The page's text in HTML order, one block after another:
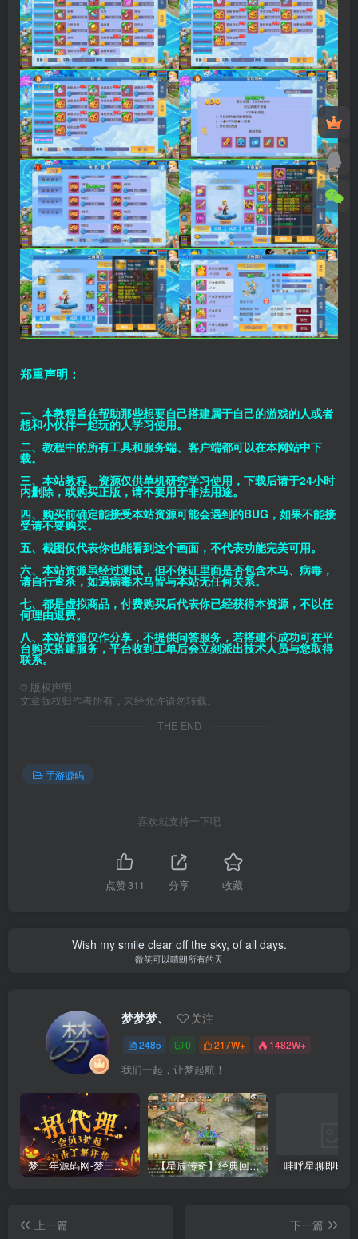
郑重声明：
一、本教程旨在帮助那些想要自己搭建属于自己的游戏的人或者
想和小伙伴一起玩的人学习使用。
二、教程中的所有工具和服务端、客户端都可以在本网站中下
载。
三、本站教程、资源仅供单机研究学习使用，下载后请于24小时
内删除，或购买正版，请不要用于非法用途。
四、购买前确定能接受本站资源可能会遇到的BUG，如果不能接
受请不要购买。
五、截图仅代表你也能看到这个画面，不代表功能完美可用。
六、本站资源虽经过测试，但不保证里面是否包含木马、病毒，
请自行查杀，如遇病毒木马皆与本站无任何关系。
七、都是虚拟商品，付费购买后代表你已经获得本资源，不以任
何理由退费。
八、本站资源仅作分享，不提供问答服务，若搭建不成功可在平
台购买搭建服务，平台收到工单后会立刻派出技术人员与您取得
联系。
© 版权声明
文章版权归作者所有，未经允许请勿转载。
THE END
手游源码
喜欢就支持一下吧
点赞311 分享 收藏
Wish my smile clear off the sky, of all days.
微笑可以晴朗所有的天
梦梦梦、 关注
2485 0 217W+ 1482W+
我们一起，让梦起航！
梦三年源码网-梦三年ym会员代理详情 【星辰传奇】经典回合制手游+安卓端+GM工具+详细搭建教程
上一篇
下一篇